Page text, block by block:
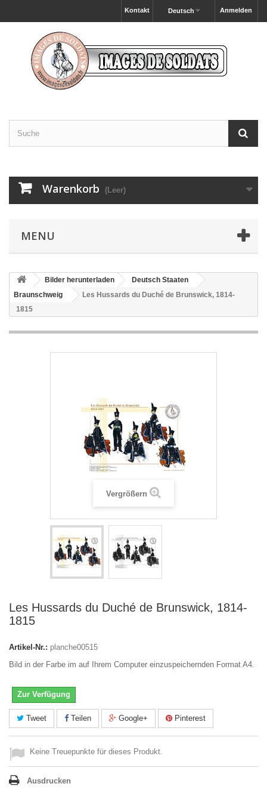
Anmelden
Deutsch
Kontakt
Warenkorb (Leer)
MENU
Bilder herunterladen
Deutsch Staaten
Braunschweig
Les Hussards du Duché de Brunswick, 1814-
1815
Vergrößern
Les Hussards du Duché de Brunswick, 1814-
1815
Artikel-Nr.: planche00515
Bild in der Farbe im auf Ihrem Computer einzuspeichernden Format A4.
Zur Verfügung
Tweet Teilen Google+ Pinterest
Keine Treuepunkte für dieses Produkt.
Ausdrucken